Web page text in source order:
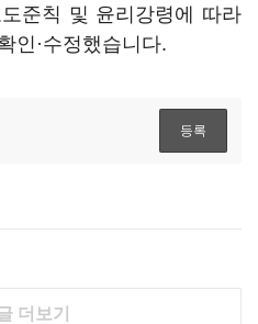
준칙 및 윤리강령에 따라
인·수정했습니다.
더보기